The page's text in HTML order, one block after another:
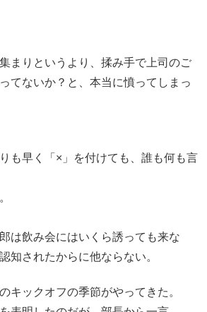
まりというより、揉み手で上司のご
てないか？と、本当に憤ってしまっ
も早く「×」を付けても、誰も何も言
は飲み会にはいくら誘っても来な
知されたからに他ならない。
キックオフの季節がやってきた。